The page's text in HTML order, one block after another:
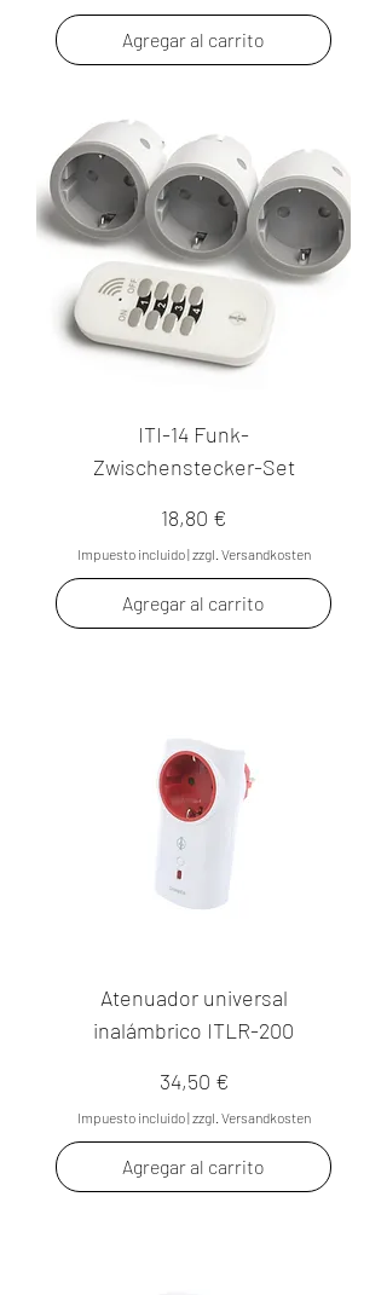
Agregar al carrito
ITI-14 Funk-
Zwischenstecker-Set
Precio
18,80 €
Impuesto incluido|zzgl. Versandkosten
Agregar al carrito
Atenuador universal
inalámbrico ITLR-200
Precio
34,50 €
Impuesto incluido|zzgl. Versandkosten
Agregar al carrito